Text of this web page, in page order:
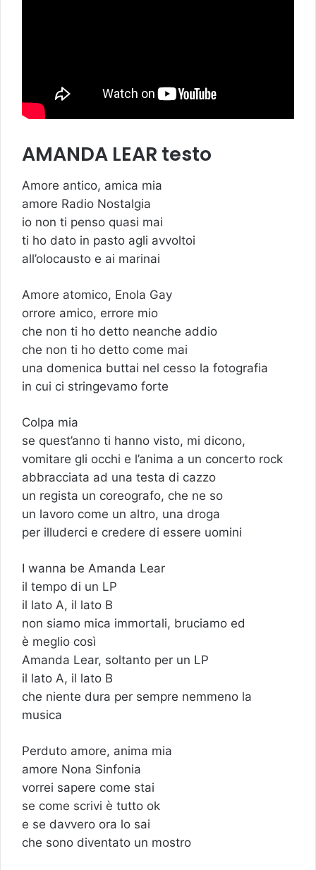
AMANDA LEAR testo
Amore antico, amica mia
amore Radio Nostalgia
io non ti penso quasi mai
ti ho dato in pasto agli avvoltoi
all’olocausto e ai marinai
Amore atomico, Enola Gay
orrore amico, errore mio
che non ti ho detto neanche addio
che non ti ho detto come mai
una domenica buttai nel cesso la fotografia
in cui ci stringevamo forte
Colpa mia
se quest’anno ti hanno visto, mi dicono,
vomitare gli occhi e l’anima a un concerto rock
abbracciata ad una testa di cazzo
un regista un coreografo, che ne so
un lavoro come un altro, una droga
per illuderci e credere di essere uomini
I wanna be Amanda Lear
il tempo di un LP
il lato A, il lato B
non siamo mica immortali, bruciamo ed
è meglio così
Amanda Lear, soltanto per un LP
il lato A, il lato B
che niente dura per sempre nemmeno la
musica
Perduto amore, anima mia
amore Nona Sinfonia
vorrei sapere come stai
se come scrivi è tutto ok
e se davvero ora lo sai
che sono diventato un mostro